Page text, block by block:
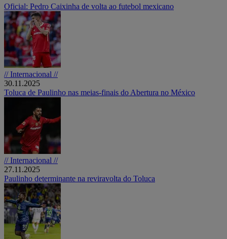
Oficial: Pedro Caixinha de volta ao futebol mexicano
// Internacional //
30.11.2025
Toluca de Paulinho nas meias-finais do Abertura no México
// Internacional //
27.11.2025
Paulinho determinante na reviravolta do Toluca